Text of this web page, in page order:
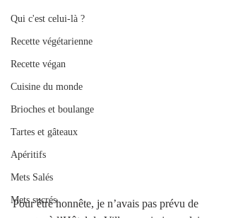
Qui c'est celui-là ?
Recette végétarienne
Recette végan
Cuisine du monde
Brioches et boulange
Tartes et gâteaux
Apéritifs
Mets Salés
Mets sucrés
Pour être honnête, je n’avais pas prévu de